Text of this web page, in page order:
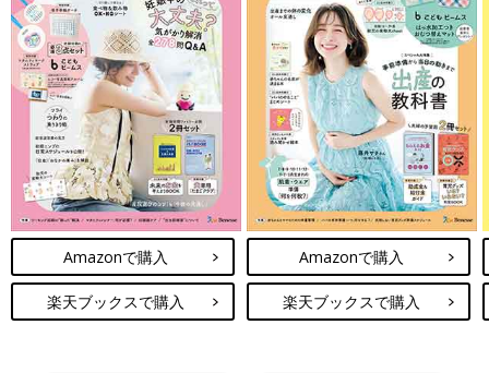
Amazonで購入
楽天ブックスで購入
Amazonで購入
楽天ブックスで購入